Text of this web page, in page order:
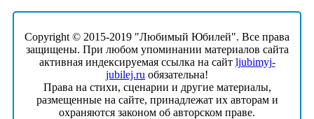
Copyright © 2015-2019 "Любимый Юбилей". Все права
защищены. При любом упоминании материалов сайта
активная индексируемая ссылка на сайт ljubimyj-
jubilej.ru обязательна!
Права на стихи, сценарии и другие материалы,
размещенные на сайте, принадлежат их авторам и
охраняются законом об авторском праве.